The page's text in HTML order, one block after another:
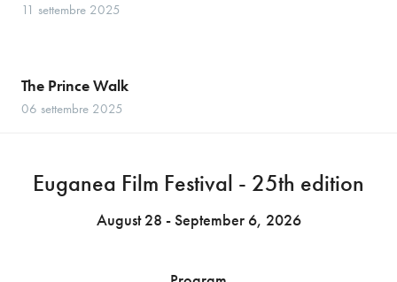
11 settembre 2025
The Prince Walk
06 settembre 2025
Euganea Film Festival - 25th edition
August 28 - September 6, 2026